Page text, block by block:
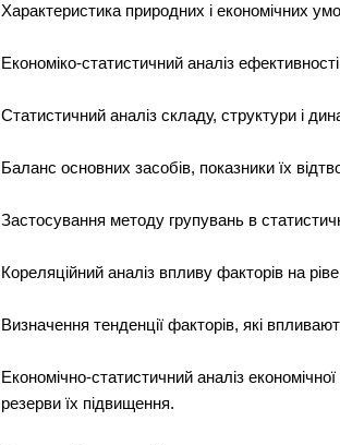
Характеристика природних і економічних
Економіко-статистичний аналіз
Статистичний аналіз складу, структури і
Баланс основних засобів, показники їх
Застосування методу групувань в
Кореляційний аналіз впливу факторів на
Визначення тенденції факторів, які
Економічно-статистичний аналіз
резерви їх підвищення.